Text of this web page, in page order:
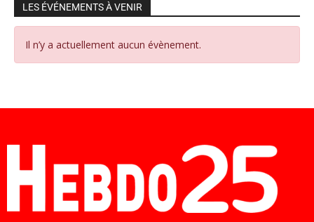
LES ÉVÉNEMENTS À VENIR
Il n’y a actuellement aucun évènement.